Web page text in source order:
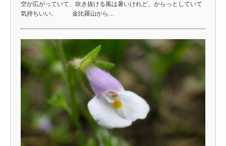
空が広がっていて、吹き抜ける風は暑いけれど、からっとしていて
気持ちいい。 金比羅山から…